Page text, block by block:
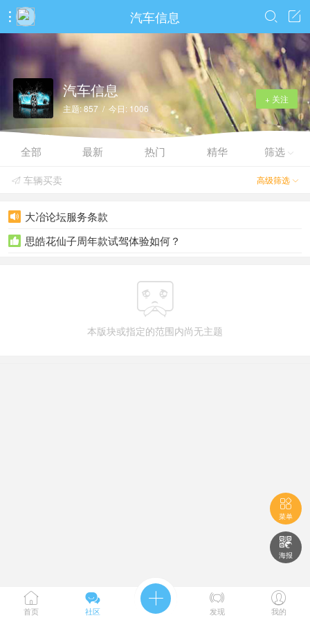
 汽车信息 

+ 关注
汽车信息
主题: 857 / 今日: 1006
全部 最新 热门 精华 筛选 
高级筛选 
 车辆买卖
 大冶论坛服务条款
 思皓花仙子周年款试驾体验如何？

本版块或指定的范围内尚无主题

菜单

海报

首页

社区
 
发现

我的